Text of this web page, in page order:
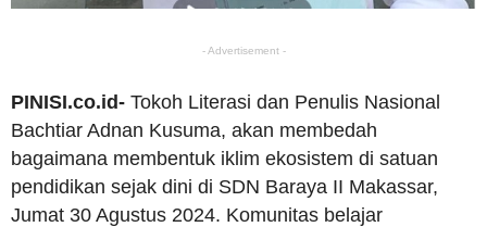
- Advertisement -
PINISI.co.id- Tokoh Literasi dan Penulis Nasional
Bachtiar Adnan Kusuma, akan membedah
bagaimana membentuk iklim ekosistem di satuan
pendidikan sejak dini di SDN Baraya II Makassar,
Jumat 30 Agustus 2024. Komunitas belajar